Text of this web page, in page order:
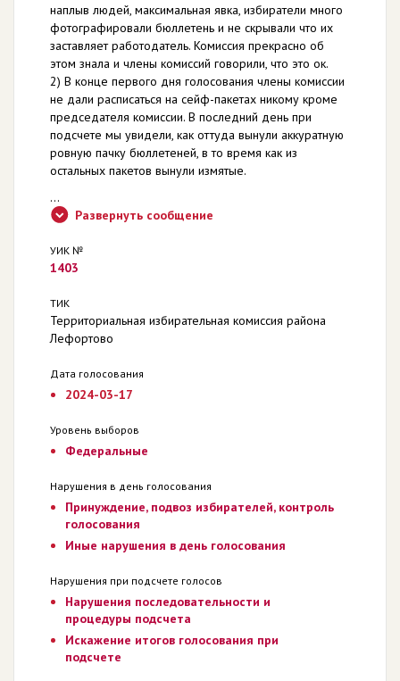
наплыв людей, максимальная явка, избиратели много
фотографировали бюллетень и не скрывали что их
заставляет работодатель. Комиссия прекрасно об
этом знала и члены комиссий говорили, что это ок.
2) В конце первого дня голосования члены комиссии
не дали расписаться на сейф-пакетах никому кроме
председателя комиссии. В последний день при
подсчете мы увидели, как оттуда вынули аккуратную
ровную пачку бюллетеней, в то время как из
остальных пакетов вынули измятые.
...
Развернуть сообщение
УИК №
1403
ТИК
Территориальная избирательная комиссия района
Лефортово
Дата голосования
2024-03-17
Уровень выборов
Федеральные
Нарушения в день голосования
Принуждение, подвоз избирателей, контроль
голосования
Иные нарушения в день голосования
Нарушения при подсчете голосов
Нарушения последовательности и
процедуры подсчета
Искажение итогов голосования при
подсчете